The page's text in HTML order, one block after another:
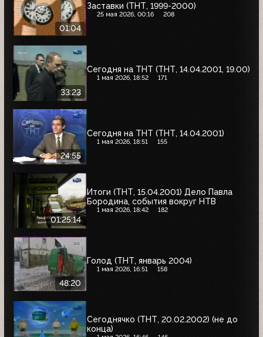
01:04
Заставки (ТНТ, 1999-2000)
25 мая 2026, 00:16 208
33:23
Сегодня на ТНТ (ТНТ, 14.04.2001, 19.00)
1 мая 2026, 18:52 171
24:55
Сегодня на ТНТ (ТНТ, 14.04.2001)
1 мая 2026, 18:51 155
01:25:14
Итоги (ТНТ, 15.04.2001) Дело Павла
Бородина, события вокруг НТВ
1 мая 2026, 18:42 182
48:20
Голод (ТНТ, январь 2004)
1 мая 2026, 16:51 158
Сегоднячко (ТНТ, 20.02.2002) (не до
конца)